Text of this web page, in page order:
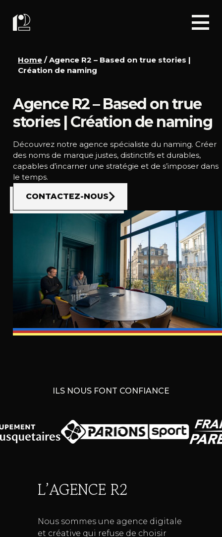
Home /Agence R2 – Based on true stories |
Création de naming
Agence R2 – Based on true
stories | Création de naming
Découvrez notre agence spécialiste du naming. Créer
des noms de marque justes, distinctifs et durables,
capables d’incarner une stratégie et de s’imposer dans
le temps.
CONTACTEZ-NOUS
ILS NOUS FONT CONFIANCE
L’AGENCE R2
Nous sommes une agence digitale
et créative qui refuse de choisir